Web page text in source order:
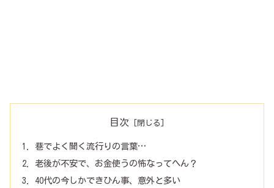
目次
巷でよく聞く流行りの言葉…
老後が不安で、お金使うの怖なってへん？
40代の今しかできひん事、意外と多い